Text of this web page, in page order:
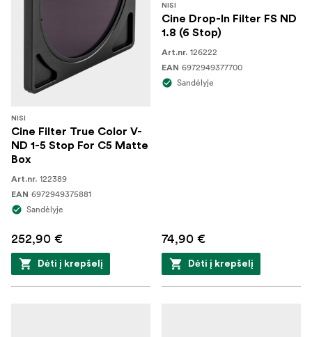
NISI
Cine Filter True Color V-
ND 1-5 Stop For C5 Matte
Box
Art.nr. 122389
EAN 6972949375881
Sandėlyje
252,90 €
Dėti į krepšelį
NISI
Cine Drop-In Filter FS ND
1.8 (6 Stop)
Art.nr. 126222
EAN 6972949377700
Sandėlyje
74,90 €
Dėti į krepšelį